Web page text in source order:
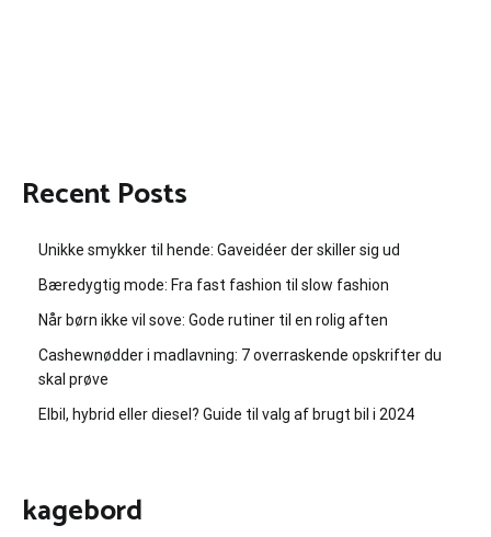
Recent Posts
Unikke smykker til hende: Gaveidéer der skiller sig ud
Bæredygtig mode: Fra fast fashion til slow fashion
Når børn ikke vil sove: Gode rutiner til en rolig aften
Cashewnødder i madlavning: 7 overraskende opskrifter du
skal prøve
Elbil, hybrid eller diesel? Guide til valg af brugt bil i 2024
kagebord